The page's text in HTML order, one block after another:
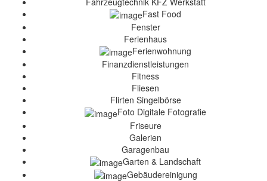
Fast Food
Fenster
Ferienhaus
Ferienwohnung
Finanzdienstleistungen
Fitness
Fliesen
Flirten Singelbörse
Foto Digitale Fotografie
Friseure
Galerien
Garagenbau
Garten & Landschaft
Gebäudereinigung